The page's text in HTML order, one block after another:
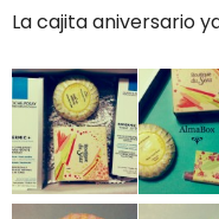
La cajita aniversario